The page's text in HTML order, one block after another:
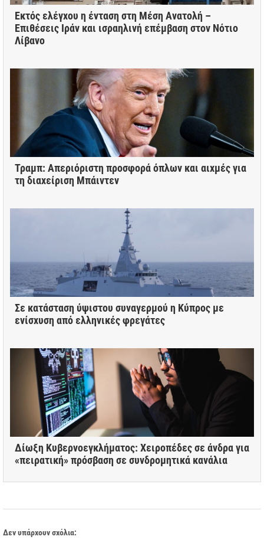
Εκτός ελέγχου η ένταση στη Μέση Ανατολή –
Επιθέσεις Ιράν και ισραηλινή επέμβαση στον Νότιο
Λίβανο
Τραμπ: Απεριόριστη προσφορά όπλων και αιχμές για
τη διαχείριση Μπάιντεν
Σε κατάσταση ύψιστου συναγερμού η Κύπρος με
ενίσχυση από ελληνικές φρεγάτες
Δίωξη Κυβερνοεγκλήματος: Χειροπέδες σε άνδρα για
«πειρατική» πρόσβαση σε συνδρομητικά κανάλια
Δεν υπάρχουν σχόλια: